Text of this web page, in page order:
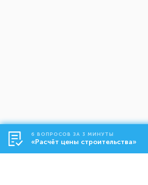
6 ВОПРОСОВ ЗА 3 МИНУТЫ
«Расчёт цены строительства»